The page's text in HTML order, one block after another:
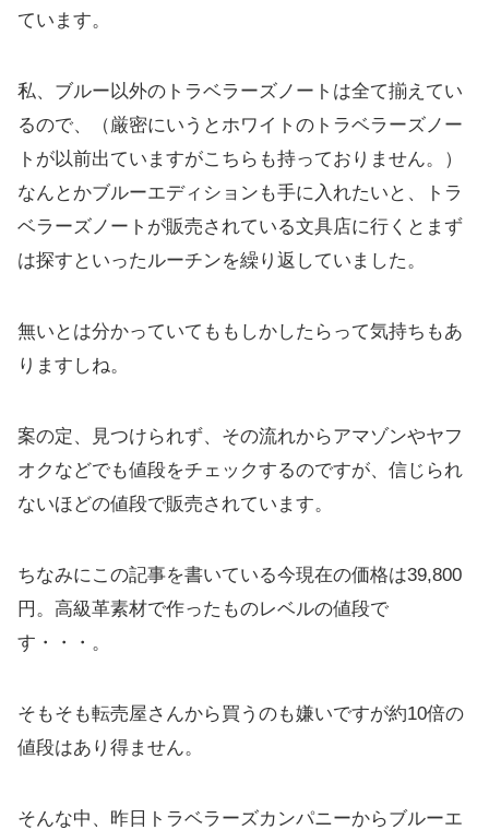
ています。
私、ブルー以外のトラベラーズノートは全て揃えてい
るので、（厳密にいうとホワイトのトラベラーズノー
トが以前出ていますがこちらも持っておりません。）
なんとかブルーエディションも手に入れたいと、トラ
ベラーズノートが販売されている文具店に行くとまず
は探すといったルーチンを繰り返していました。
無いとは分かっていてももしかしたらって気持ちもあ
りますしね。
案の定、見つけられず、その流れからアマゾンやヤフ
オクなどでも値段をチェックするのですが、信じられ
ないほどの値段で販売されています。
ちなみにこの記事を書いている今現在の価格は39,800
円。高級革素材で作ったものレベルの値段で
す・・・。
そもそも転売屋さんから買うのも嫌いですが約10倍の
値段はあり得ません。
そんな中、昨日トラベラーズカンパニーからブルーエ